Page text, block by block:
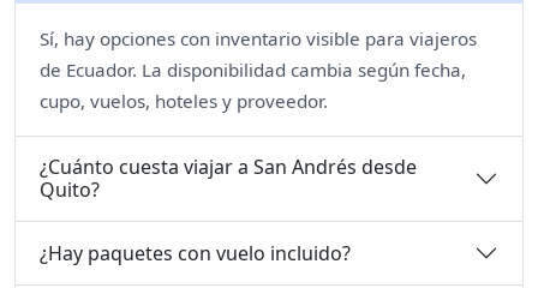
Sí, hay opciones con inventario visible para viajeros
de Ecuador. La disponibilidad cambia según fecha,
cupo, vuelos, hoteles y proveedor.
¿Cuánto cuesta viajar a San Andrés desde
Quito?
¿Hay paquetes con vuelo incluido?